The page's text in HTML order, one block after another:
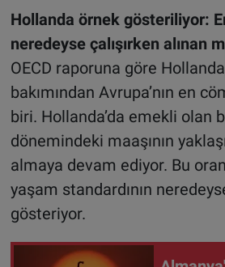
Hollanda örnek gösteriliyor:
neredeyse çalışırken alınan
OECD raporuna göre
bakımından Avrupa’nın en
biri. Hollanda’da emekli olan
dönemindeki maaşının
almaya devam ediyor. Bu
yaşam standardının
gösteriyor.